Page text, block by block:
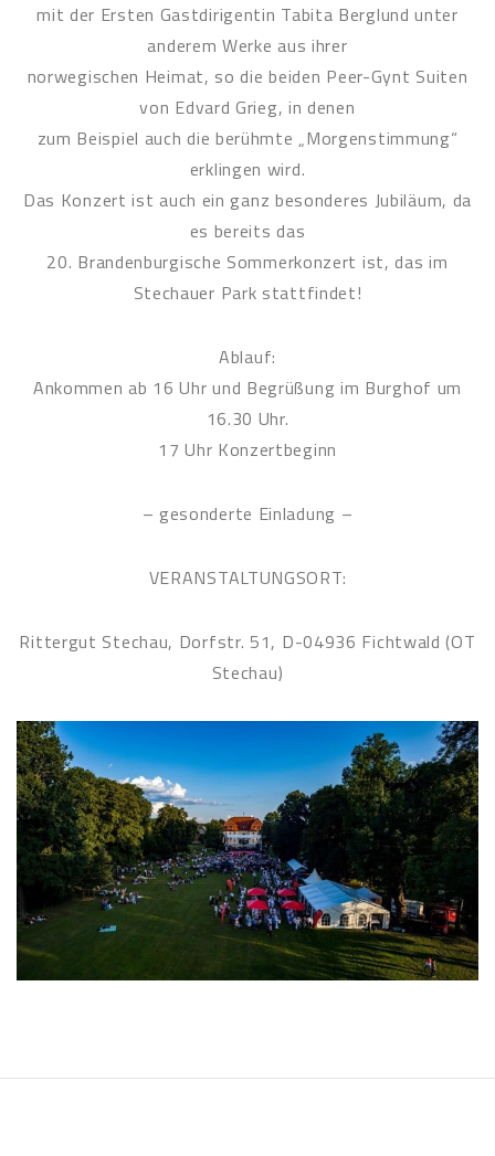
mit der Ersten Gastdirigentin Tabita Berglund unter
anderem Werke aus ihrer
norwegischen Heimat, so die beiden Peer-Gynt Suiten
von Edvard Grieg, in denen
zum Beispiel auch die berühmte „Morgenstimmung“
erklingen wird.
Das Konzert ist auch ein ganz besonderes Jubiläum, da
es bereits das
20. Brandenburgische Sommerkonzert ist, das im
Stechauer Park stattfindet!
Ablauf:
Ankommen ab 16 Uhr und Begrüßung im Burghof um
16.30 Uhr.
17 Uhr Konzertbeginn
– gesonderte Einladung –
VERANSTALTUNGSORT:
Rittergut Stechau, Dorfstr. 51, D-04936 Fichtwald (OT
Stechau)